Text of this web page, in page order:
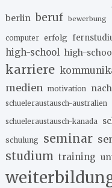
berlin beruf bewerbung
computer erfolg
high-school high-
karriere
medien motivation
schueleraustausch-australien
schueleraustausch-kanada
schulung seminar
studium training